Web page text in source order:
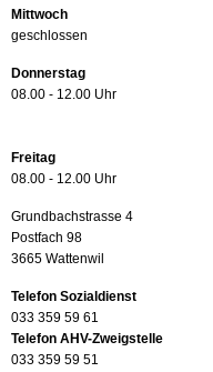
Mittwoch
geschlossen
Donnerstag
08.00 - 12.00 Uhr
Freitag
08.00 - 12.00 Uhr
Grundbachstrasse 4
Postfach 98
3665 Wattenwil
Telefon Sozialdienst
033 359 59 61
Telefon AHV-Zweigstelle
033 359 59 51